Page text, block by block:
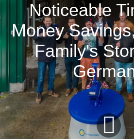
Noticeable
Money
Family's